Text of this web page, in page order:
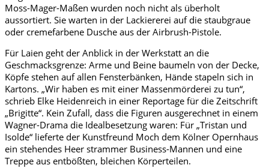
Moss-Mager-Maßen wurden noch nicht als überholt
aussortiert. Sie warten in der Lackiererei auf die staubgraue
oder cremefarbene Dusche aus der Airbrush-Pistole.
Für Laien geht der Anblick in der Werkstatt an die
Geschmacksgrenze: Arme und Beine baumeln von der Decke,
Köpfe stehen auf allen Fensterbänken, Hände stapeln sich in
Kartons. „Wir haben es mit einer Massenmörderei zu tun“,
schrieb Elke Heidenreich in einer Reportage für die Zeitschrift
„Brigitte“. Kein Zufall, dass die Figuren ausgerechnet in einem
Wagner-Drama die Idealbesetzung waren: Für „Tristan und
Isolde“ lieferte der Kunstfreund Moch dem Kölner Opernhaus
ein stehendes Heer strammer Business-Mannen und eine
Treppe aus entbößten, bleichen Körperteilen.